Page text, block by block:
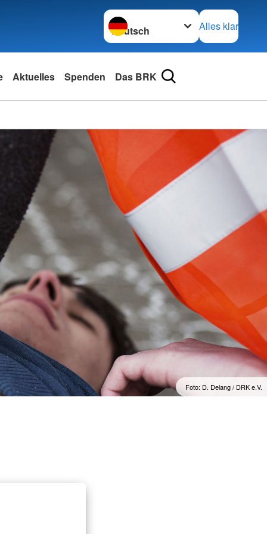
Sprache wechseln zu
Alles klar
Aktuelles Spenden Das BRK
Foto: D. Delang / DRK e.V.